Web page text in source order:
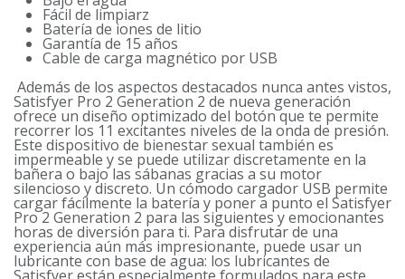
Fácil de limpiarz
Batería de iones de litio
Garantía de 15 años
Cable de carga magnético por USB
Además de los aspectos destacados nunca antes vistos,
Satisfyer Pro 2 Generation 2 de nueva generación
ofrece un diseño optimizado del botón que te permite
recorrer los 11 excitantes niveles de la onda de presión.
Este dispositivo de bienestar sexual también es
impermeable y se puede utilizar discretamente en la
bañera o bajo las sábanas gracias a su motor
silencioso y discreto. Un cómodo cargador USB permite
cargar fácilmente la batería y poner a punto el Satisfyer
Pro 2 Generation 2 para las siguientes y emocionantes
horas de diversión para ti. Para disfrutar de una
experiencia aún más impresionante, puede usar un
lubricante con base de agua: los lubricantes de